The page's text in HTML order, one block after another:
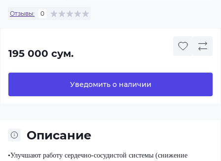
Отзывы: 0
195 000 сум.
Уведомить о наличии
Описание
•Улучшают работу сердечно-сосудистой системы (снижение